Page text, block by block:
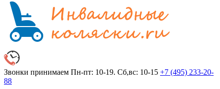
Звонки принимаем Пн-пт: 10-19. Сб,вс: 10-15 +7 (495) 233-20-
88